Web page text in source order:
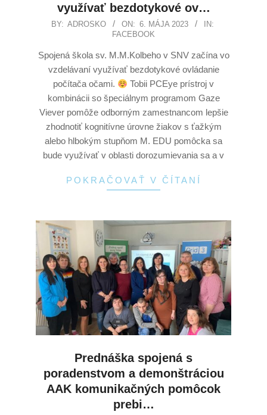
využívať bezdotykové ov…
BY: ADROSKO ON: 6. MÁJA 2023
IN:
FACEBOOK
Spojená škola sv. M.M.Kolbeho v SNV začína vo
vzdelávaní využívať bezdotykové ovládanie
počítača očami.
Tobii PCEye prístroj v
kombinácii so špeciálnym programom Gaze
Viever pomôže odborným zamestnancom lepšie
zhodnotiť kognitívne úrovne žiakov s ťažkým
alebo hlbokým stupňom M. EDU pomôcka sa
bude využívať v oblasti dorozumievania sa a v
POKRAČOVAŤ V ČÍTANÍ
Prednáška spojená s
poradenstvom a demonštráciou
AAK komunikačných pomôcok
prebi…